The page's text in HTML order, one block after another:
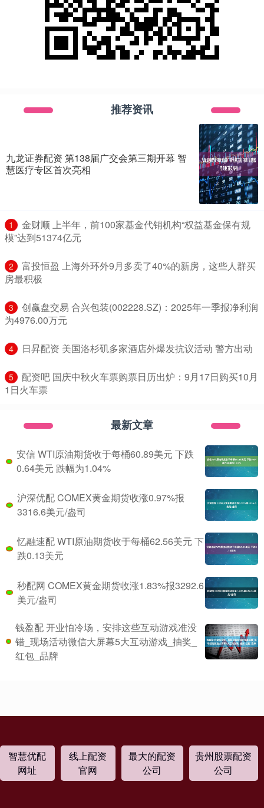
推荐资讯
九龙证券配资 第138届广交会第三期开幕 智
慧医疗专区首次亮相
1
​金财顺 上半年，前100家基金代销机构“权益基金保有规
模”达到51374亿元
2
​富投恒盈 上海外环外9月多卖了40%的新房，这些人群买
房最积极
3
​创赢盘交易 合兴包装(002228.SZ)：2025年一季报净利润
为4976.00万元
4 ​日昇配资 美国洛杉矶多家酒店外爆发抗议活动 警方出动
5
​配资吧 国庆中秋火车票购票日历出炉：9月17日购买10月
1日火车票
最新文章
安信 WTI原油期货收于每桶60.89美元 下跌
0.64美元 跌幅为1.04%
沪深优配 COMEX黄金期货收涨0.97%报
3316.6美元/盎司
忆融速配 WTI原油期货收于每桶62.56美元 下
跌0.13美元
秒配网 COMEX黄金期货收涨1.83%报3292.6
美元/盎司
钱盈配 开业怕冷场，安排这些互动游戏准没
错_现场活动微信大屏幕5大互动游戏_抽奖_
红包_品牌
智慧优配
网址
线上配资
官网
最大的配资
公司
贵州股票配资
公司